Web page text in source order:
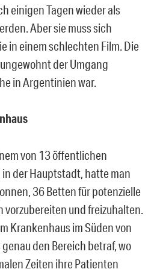
einigen Tagen wieder als
Aber sie muss sich
in einem schlechten Film. Die
der Umgang
in Argentinien war.
von 13 öffentlichen
der Hauptstadt, hatte man
36 Betten für potenzielle
vorzubereiten und freizuhalten.
Krankenhaus im Süden von
den Bereich betraf, wo
Zeiten ihre Patienten